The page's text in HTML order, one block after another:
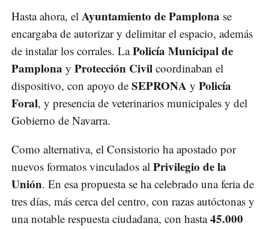
Hasta ahora, el Ayuntamiento de Pamplona se
encargaba de autorizar y delimitar el espacio, además
de instalar los corrales. LaPolicía Municipal de
Pamplona y Protección Civil coordinaban el
dispositivo, con apoyo de SEPRONA y Policía
Foral, y presencia de veterinarios municipales y del
Gobierno de Navarra.
Como alternativa, el Consistorio ha apostado por
nuevos formatos vinculados al Privilegio de la
Unión. En esa propuesta se ha celebrado una feria de
tres días, más cerca del centro, con razas autóctonas y
una notable respuesta ciudadana, con hasta45.000